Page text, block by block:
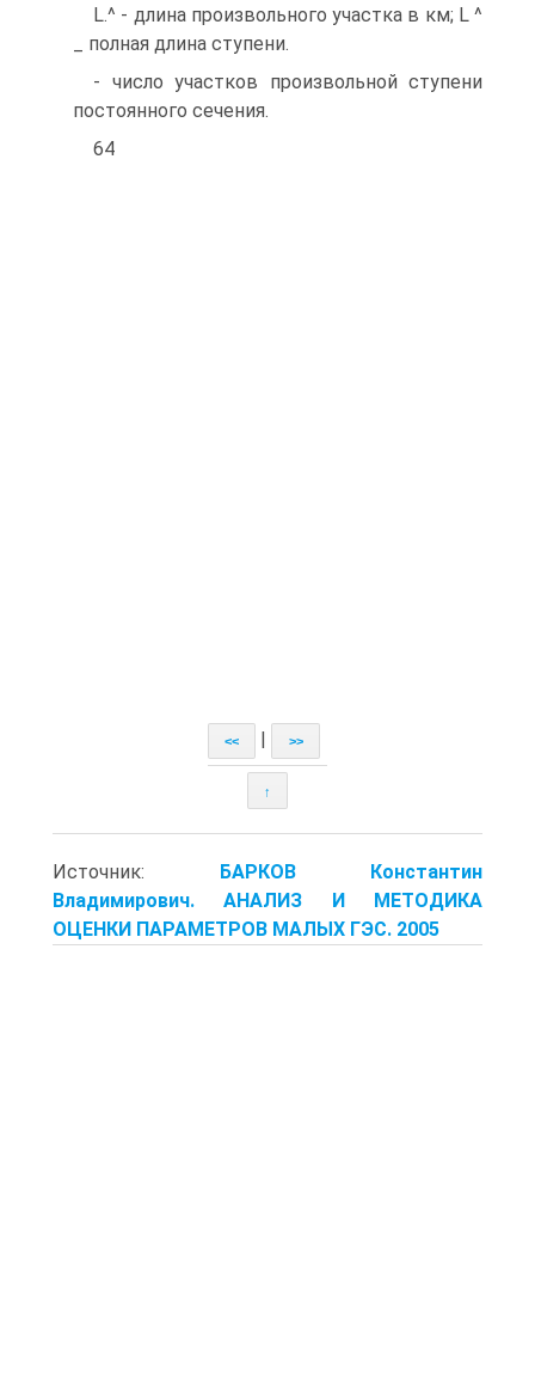
L.^ - длина произвольного участка в км; L ^
_ полная длина ступени.
- число участков произвольной ступени
постоянного сечения.
64
<< >>
↑
Источник: БАРКОВ Константин
Владимирович. АНАЛИЗ И МЕТОДИКА
ОЦЕНКИ ПАРАМЕТРОВ МАЛЫХ ГЭС. 2005